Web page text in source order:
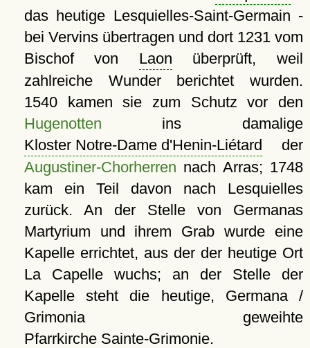
das heutige Lesquielles-Saint-Germain -
bei Vervins übertragen und dort 1231 vom
Bischof von Laon überprüft, weil
zahlreiche Wunder berichtet wurden.
1540 kamen sie zum Schutz vor den
Hugenotten ins damalige
Kloster Notre-Dame d'Henin-Liétard der
Augustiner-Chorherren nach Arras; 1748
kam ein Teil davon nach Lesquielles
zurück. An der Stelle von Germanas
Martyrium und ihrem Grab wurde eine
Kapelle errichtet, aus der der heutige Ort
La Capelle wuchs; an der Stelle der
Kapelle steht die heutige, Germana /
Grimonia geweihte
Pfarrkirche Sainte-Grimonie.